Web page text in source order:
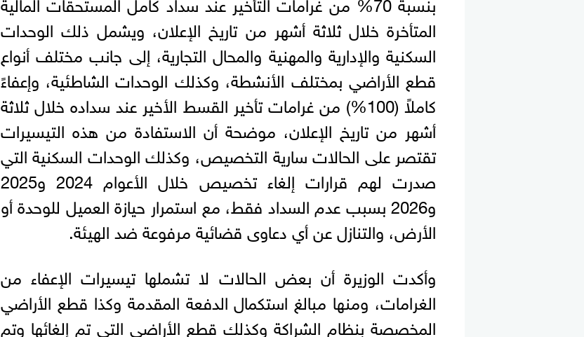
المتأخرة خلال ثلاثة أشهر من تاريخ الإعلان، ويشمل ذلك الوحدات
السكنية والإدارية والمهنية والمحال التجارية، إلى جانب مختلف أنواع
قطع الأراضي بمختلف الأنشطة، وكذلك الوحدات الشاطئية، وإعفاءً
كاملاً (100%) من غرامات تأخير القسط الأخير عند سداده خلال ثلاثة
أشهر من تاريخ الإعلان، موضحة أن الاستفادة من هذه التيسيرات
تقتصر على الحالات سارية التخصيص، وكذلك الوحدات السكنية التي
صدرت لهم قرارات إلغاء تخصيص خلال الأعوام 2024 و2025
و2026 بسبب عدم السداد فقط، مع استمرار حيازة العميل للوحدة أو
الأرض، والتنازل عن أي دعاوى قضائية مرفوعة ضد الهيئة.
وأكدت الوزيرة أن بعض الحالات لا تشملها تيسيرات الإعفاء من
الغرامات، ومنها مبالغ استكمال الدفعة المقدمة وكذا قطع الأراضي
المخصصة بنظام الشراكة وكذلك قطع الأراضي التي تم إلغائها وتم